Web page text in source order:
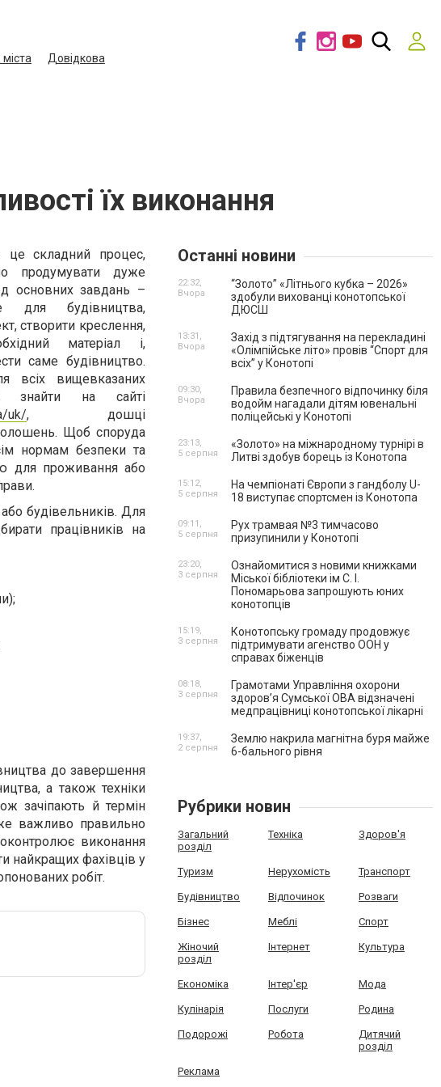
Довідкова
їх виконання
це складний процес,
продумувати дуже
основних завдань –
для будівництва,
створити креслення,
матеріал і,
саме будівництво.
всіх вищевказаних
знайти на сайті
uk/, дошці
Щоб споруда
нормам безпеки та
для проживання або
будівельників. Для
працівників на
до завершення
а також техніки
зачіпають й термін
важливо правильно
виконання
найкращих фахівців у
робіт.
Останні новини
“Золото” «Літнього кубка – 2026»
здобули вихованці конотопської
ДЮСШ
22:32,
Вчора
Захід з підтягування на перекладині
«Олімпійське літо» провів “Спорт для
всіх” у Конотопі
13:31,
Вчора
Правила безпечного відпочинку біля
водойм нагадали дітям ювенальні
поліцейські у Конотопі
09:30,
Вчора
«Золото» на міжнародному турнірі в
Литві здобув борець із Конотопа
23:13,
5 серпня
На чемпіонаті Європи з гандболу U-
18 виступає спортсмен із Конотопа
15:12,
5 серпня
Рух трамвая №3 тимчасово
призупинили у Конотопі
09:11,
5 серпня
Ознайомитися з новими книжками
Міської бібліотеки ім С. І.
Пономарьова запрошують юних
конотопців
23:20,
3 серпня
Конотопську громаду продовжує
підтримувати агенство ООН у
справах біженців
15:19,
3 серпня
Грамотами Управління охорони
здоров’я Сумської ОВА відзначені
медпрацівниці конотопської лікарні
08:18,
3 серпня
Землю накрила магнітна буря майже
6-бального рівня
19:37,
2 серпня
Рубрики новин
Загальний
розділ
Техніка Здоров'я
Туризм Нерухомість Транспорт
Будівництво Відпочинок Розваги
Бізнес Меблі Спорт
Жіночий
розділ
Інтернет Культура
Економіка Інтер'єр Мода
Кулінарія Послуги Родина
Подорожі Робота
Дитячий
розділ
Реклама